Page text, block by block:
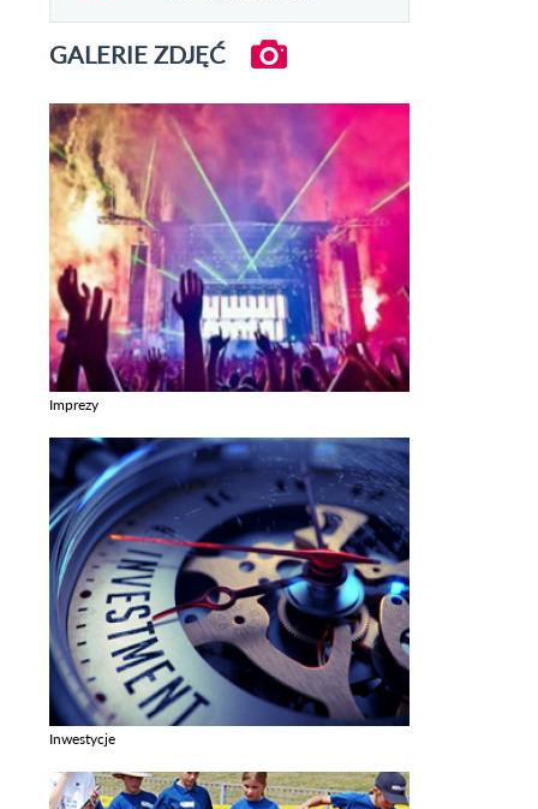
GALERIE ZDJĘĆ
Imprezy
Inwestycje